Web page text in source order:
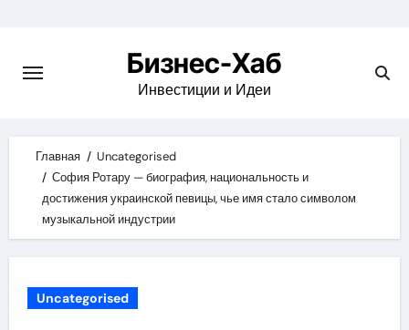
content
Бизнес-Хаб
Инвестиции и Идеи
Главная
Uncategorised
София Ротару — биография, национальность и
достижения украинской певицы, чье имя стало символом
музыкальной индустрии
Uncategorised